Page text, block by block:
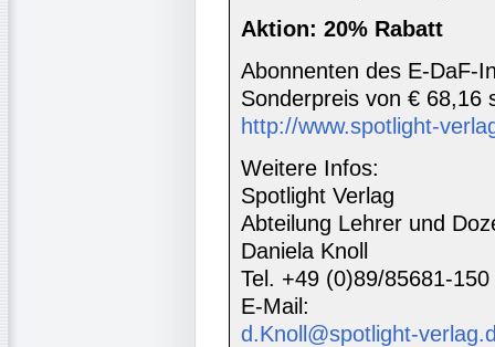
Aktion: 20% Rabatt
Abonnenten des E-DaF-
Sonderpreis von € 68,16
http://www.spotlight-
Weitere Infos:
Spotlight Verlag
Abteilung Lehrer und
Daniela Knoll
Tel. +49 (0)89/85681-150
E-Mail:
d.Knoll@spotlight-